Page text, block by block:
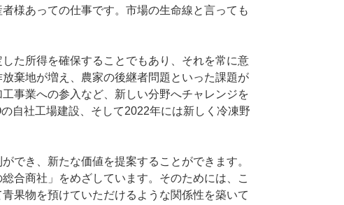
様あっての仕事です。市場の生命線と言っても
た所得を確保することでもあり、それを常に意
棄地が増え、農家の後継者問題といった課題が
事業への参入など、新しい分野へチャレンジを
自社工場建設、そして2022年には新しく冷凍野
でき、新たな価値を提案することができます。
合商社」をめざしています。そのためには、こ
果物を預けていただけるような関係性を築いて